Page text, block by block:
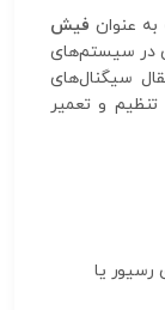
به عنوان فیش
در سیستم‌های
سیگنال‌های
و تعمیر
رسیور یا